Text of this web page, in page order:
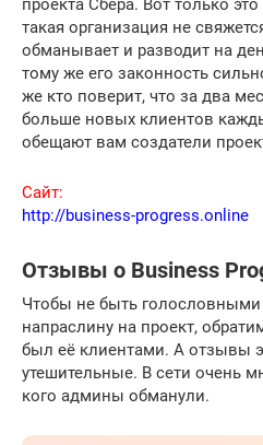
такая организация не
обманывает и разводит на
тому же его законность
же кто поверит, что за два
больше новых клиентов
обещают вам создатели
Сайт:
http://business-progress.online
Отзывы о Business
Чтобы не быть голословными
напраслину на проект,
был её клиентами. А отзывы
утешительные. В сети очень
кого админы обманули.